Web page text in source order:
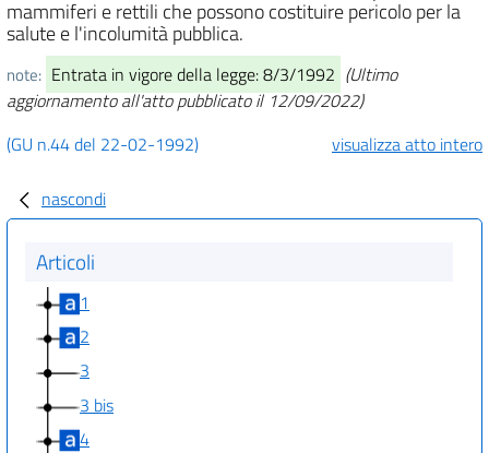
mammiferi e rettili che possono costituire pericolo per la
salute e l'incolumità pubblica.
note: Entrata in vigore della legge: 8/3/1992 (Ultimo
aggiornamento all'atto pubblicato il 12/09/2022)
(GU n.44 del 22-02-1992)
visualizza atto intero
nascondi
Articoli
1
2
3
3 bis
4